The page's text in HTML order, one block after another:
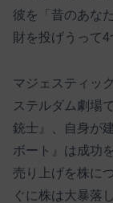
彼を「昔のあな
財を投げうって4
マジェスティッ
ステルダム劇場
銃士』、自身が
ボート』は成功
売り上げを株に
ぐに株は大暴落